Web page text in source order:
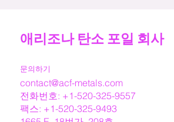
애리조나 탄소 포일 회사
문의하기
contact@acf-metals.com
전화번호: +1-520-325-9557
팩스: +1-520-325-9493